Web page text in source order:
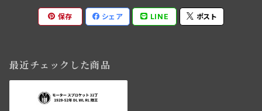
保存 シェア LINE ポスト
最近チェックした商品